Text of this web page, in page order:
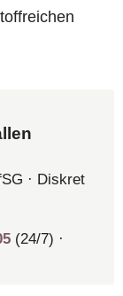
· Diskret
(24/7) ·